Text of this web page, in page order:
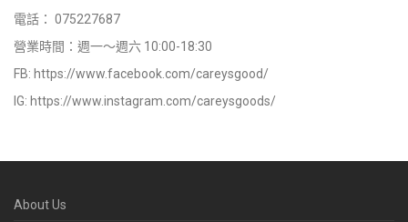
電話： 075227687
營業時間：週一～週六 10:00-18:30
FB: https://www.facebook.com/careysgood/
IG: https://www.instagram.com/careysgoods/
About Us